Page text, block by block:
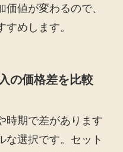
値が変わるので、
めします。
の価格差を比較
時期で差があります
な選択です。セット